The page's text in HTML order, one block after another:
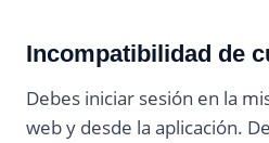
Incompatibilidad de
Debes iniciar sesión en la
web y desde la aplicación.